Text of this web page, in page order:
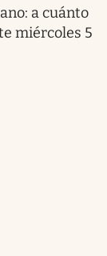
a cuánto
miércoles 5